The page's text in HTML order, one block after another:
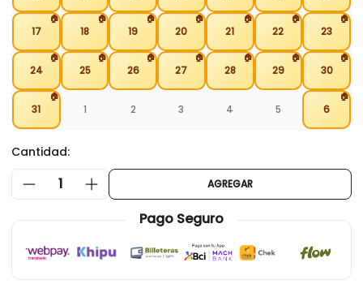
17
🏠
18
🏠
19
🏠
20
🏠
21
🏠
22
🏠
23
🏠
24
🏠
25
🏠
26
🏠
27
🏠
28
🏠
29
🏠
30
🏠
31
🏠
1 2 3 4 5 6
🏠
Cantidad:
1 AGREGAR
Pago Seguro